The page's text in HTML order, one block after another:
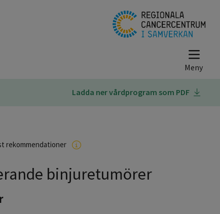
Ladda ner vårdprogram som PDF
rekommendationer
binjuretumörer